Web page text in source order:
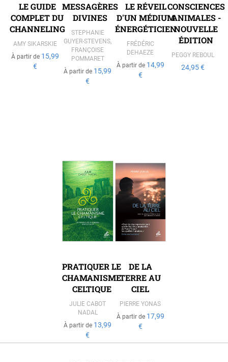
LE GUIDE
COMPLET DU
CHANNELING
AMY SIKARSKIE
À partir de 15,99
€
MESSAGÈRES
DIVINES
STEPHANIE
GUYER-STEVENS
FRANÇOISE
POMMARET
À partir de 15,99
€
LE RÉVEIL
D'UN MÉDIUM
ÉNERGÉTICIEN
FRÉDÉRIC
DEHAEZE
À partir de 14,99
€
CONSCIENCES
ANIMALES -
NOUVELLE
ÉDITION
PEGGY REBOUL
24,95 €
PRATIQUER LE
CHAMANISME
CELTIQUE
JULIE CABOT
NADAL
À partir de 13,99
€
DE LA
TERRE AU
CIEL
PIERRE YONAS
À partir de 17,99
€